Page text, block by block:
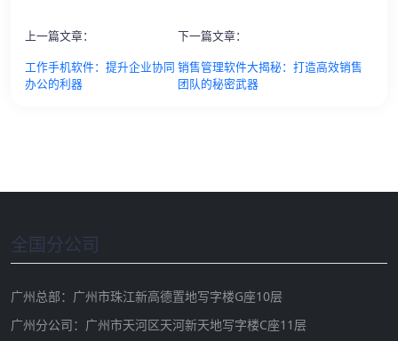
上一篇文章：
工作手机软件：提升企业协同
办公的利器
下一篇文章：
销售管理软件大揭秘：打造高效销售
团队的秘密武器
全国分公司
广州总部：广州市珠江新高德置地写字楼G座10层
广州分公司：广州市天河区天河新天地写字楼C座11层